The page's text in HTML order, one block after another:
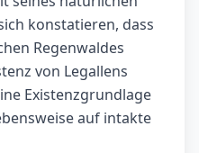
konstatieren, dass
Regenwaldes
von Legallens
Existenzgrundlage
auf intakte